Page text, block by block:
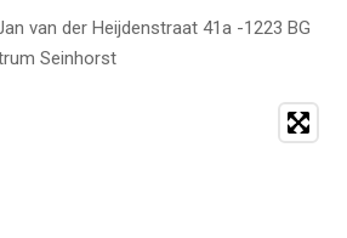
van der Heijdenstraat 41a -1223 BG
Seinhorst